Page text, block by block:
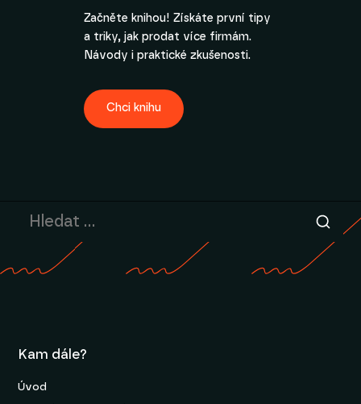
Začněte knihou! Získáte první tipy
a triky, jak prodat více firmám.
Návody i praktické zkušenosti.
Chci knihu
Kam dále?
Úvod